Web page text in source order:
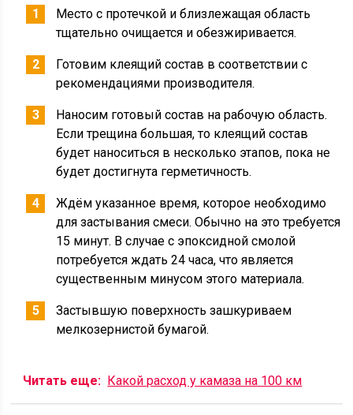
Место с протечкой и близлежащая область
тщательно очищается и обезжиривается.
Готовим клеящий состав в соответствии с
рекомендациями производителя.
Наносим готовый состав на рабочую область.
Если трещина большая, то клеящий состав
будет наноситься в несколько этапов, пока не
будет достигнута герметичность.
Ждём указанное время, которое необходимо
для застывания смеси. Обычно на это требуется
15 минут. В случае с эпоксидной смолой
потребуется ждать 24 часа, что является
существенным минусом этого материала.
Застывшую поверхность зашкуриваем
мелкозернистой бумагой.
Читать еще: Какой расход у камаза на 100 км